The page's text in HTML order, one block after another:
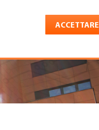
ACCETTARE